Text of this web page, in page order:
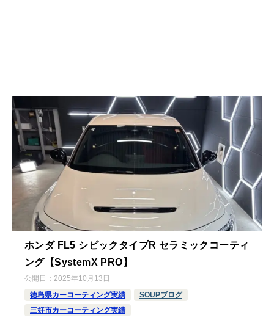
ホンダ FL5 シビックタイプR セラミックコーティ
ング【SystemX PRO】
公開日： 2025年10月13日
徳島県カーコーティング実績
SOUPブログ
三好市カーコーティング実績